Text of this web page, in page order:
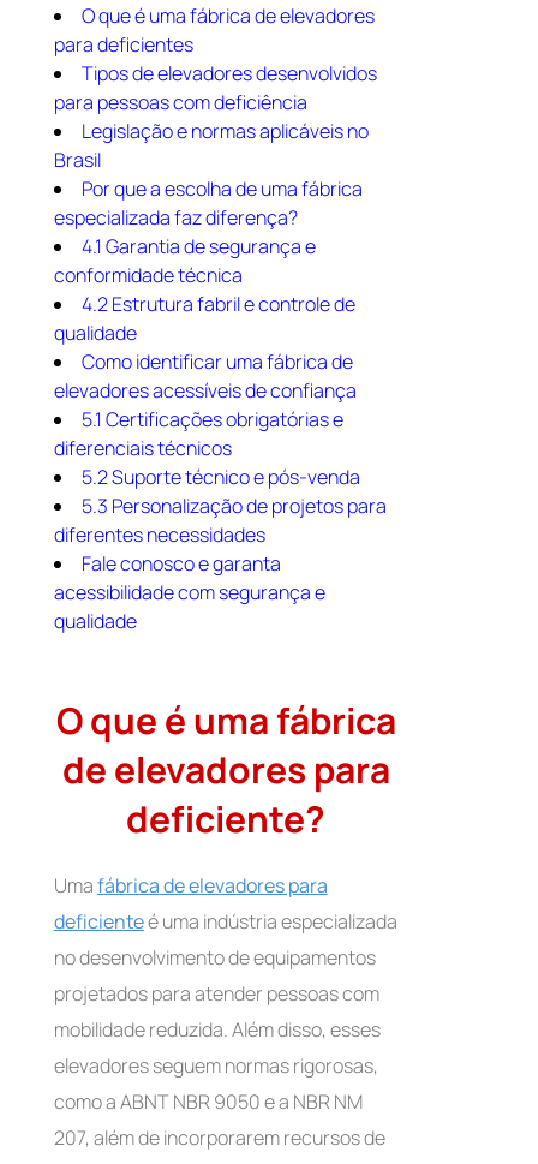
O que é uma fábrica de elevadores
para deficientes
Tipos de elevadores desenvolvidos
para pessoas com deficiência
Legislação e normas aplicáveis no
Brasil
Por que a escolha de uma fábrica
especializada faz diferença?
4.1 Garantia de segurança e
conformidade técnica
4.2 Estrutura fabril e controle de
qualidade
Como identificar uma fábrica de
elevadores acessíveis de confiança
5.1 Certificações obrigatórias e
diferenciais técnicos
5.2 Suporte técnico e pós-venda
5.3 Personalização de projetos para
diferentes necessidades
Fale conosco e garanta
acessibilidade com segurança e
qualidade
O que é uma fábrica
de elevadores para
deficiente?
Umafábrica de elevadores para
deficienteé uma indústria especializada
no desenvolvimento de equipamentos
projetados para atender pessoas com
mobilidade reduzida. Além disso, esses
elevadores seguem normas rigorosas,
como a ABNT NBR 9050 e a NBR NM
207, além de incorporarem recursos de